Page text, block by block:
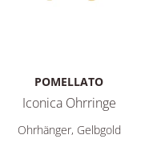
POMELLATO
Iconica Ohrringe
Pomellato Iconica Ohrringe,
Ohrhänger, Gelbgold